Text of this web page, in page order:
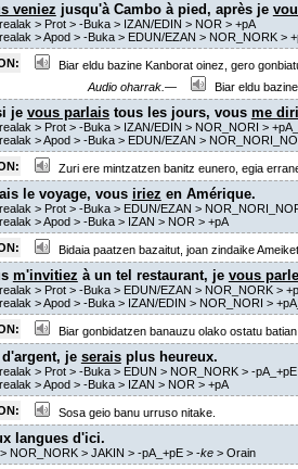
veniez jusqu'à Cambo à pied, après je
> Prot> -Buka> IZAN/EDIN > NOR > +pA
>Apod> -Buka> EDUN/EZAN > NOR_NORK >
Biar eldu bazine Kanborat oinez, gero
Audio oharrak.—
Biar eldu
je vous parlaistous les jours, vous me
> Prot> -Buka> IZAN/EDIN > NOR_NORI >
>Apod> -Buka> EDUN/EZAN >
Zuri ere mintzatzen banitz eunero, egia
le voyage, vous iriez en Amérique.
> Prot> -Buka> EDUN/EZAN >
>Apod> -Buka> IZAN > NOR > +pA
Bidaia paatzen bazaitut, joan zindaike
m'invitiez à un tel restaurant, je vous
> Prot> -Buka> EDUN/EZAN > NOR_NORK >
>Apod> -Buka> IZAN/EDIN > NOR_NORI >
Biar gonbidatzen banauzu olako ostatu
je seraisplus heureux.
> Prot> -Buka> EDUN > NOR_NORK > -pA_+pE
>Apod> -Buka> IZAN > NOR > +pA
Sosa geio banu urruso nitake.
langues d'ici.
NOR_NORK > JAKIN > -pA_+pE> -ke> Orain